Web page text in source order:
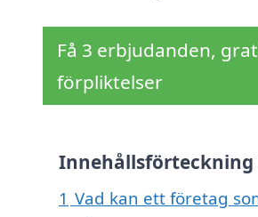
Få 3 erbjudanden,
förpliktelser
Innehållsförteckning
1 Vad kan ett företag